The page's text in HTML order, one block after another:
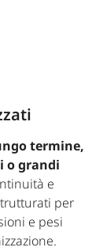
termine,
o grandi
e
per
e pesi